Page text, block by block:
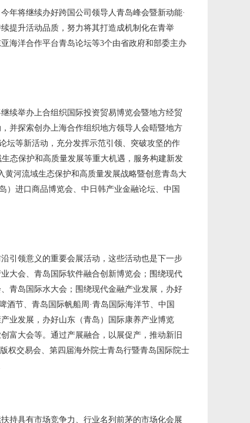
年将继续办好跨国公司领导人青岛峰会暨新动能·
提升活动品质，努力将其打造成机制化在青举
海洋合作平台青岛论坛等3个由省政府和部委主办
续举办上合组织国际投资贸易博览会暨地方经贸
并探索创办上海合作组织地方领导人会晤暨地方
坛等新活动，充分发挥示范引领、突破攻坚的作
态保护和高质量发展等重大机遇，服务构建新发
黄河流域生态保护和高质量发展战略暨创意青岛大
进口商品博览会、中日韩产业金融论坛、中国
引领意义的重要会展活动，这些活动也是下一步
大会、青岛国际软件融合创新博览会；围绕现代
青岛国际水大会；围绕现代金融产业发展，办好
酒节、青岛国际帆船周·青岛国际海洋节、中国
业发展，办好山东（青岛）国际康养产业博览
富大会等。通过产展融合，以展促产，推动新旧
权交易会、第四届海外院士青岛行暨青岛国际院士
持具有市场竞争力、行业名列前茅的市场化会展